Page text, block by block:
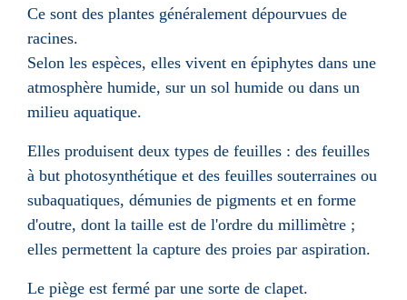
Ce sont des plantes généralement dépourvues de
racines.
Selon les espèces, elles vivent en épiphytes dans une
atmosphère humide, sur un sol humide ou dans un
milieu aquatique.
Elles produisent deux types de feuilles : des feuilles
à but photosynthétique et des feuilles souterraines ou
subaquatiques, démunies de pigments et en forme
d'outre, dont la taille est de l'ordre du millimètre ;
elles permettent la capture des proies par aspiration.
Le piège est fermé par une sorte de clapet.